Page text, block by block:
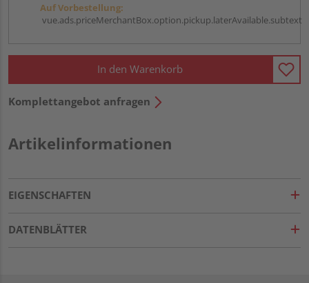
Auf Vorbestellung:
vue.ads.priceMerchantBox.option.pickup.laterAvailable.subtext
In den Warenkorb
Komplettangebot anfragen
Artikelinformationen
EIGENSCHAFTEN
DATENBLÄTTER